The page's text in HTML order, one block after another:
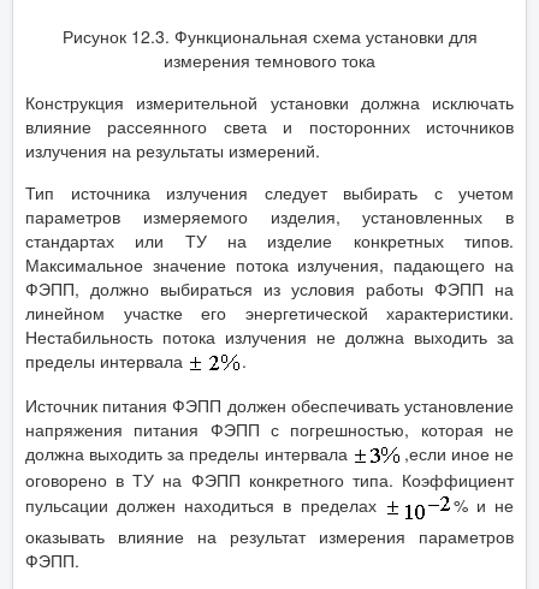
Рисунок 12.3. Функциональная схема установки для
измерения темнового тока
Конструкция измерительной установки должна исключать
влияние рассеянного света и посторонних источников
излучения на результаты измерений.
Тип источника излучения следует выбирать с учетом
параметров измеряемого изделия, установленных в
стандартах или ТУ на изделие конкретных типов.
Максимальное значение потока излучения, падающего на
ФЭПП, должно выбираться из условия работы ФЭПП на
линейном участке его энергетической характеристики.
Нестабильность потока излучения не должна выходить за
пределы интервала
.
Источник питания ФЭПП должен обеспечивать установление
напряжения питания ФЭПП с погрешностью, которая не
должна выходить за пределы интервала
,если иное не
оговорено в ТУ на ФЭПП конкретного типа. Коэффициент
пульсации должен находиться в пределах
% и не
оказывать влияние на результат измерения параметров
ФЭПП.